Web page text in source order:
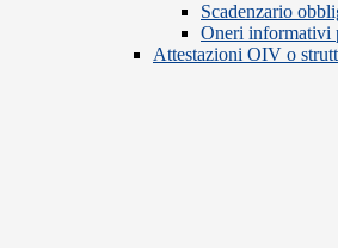
Scadenzario
Oneri informativi
Attestazioni OIV o